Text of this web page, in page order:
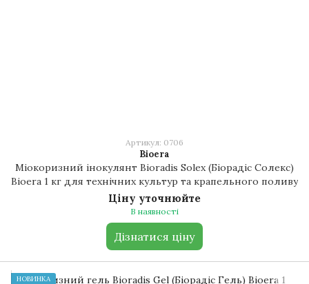
Артикул: 0706
Bioera
Міокоризний інокулянт Bioradis Solex (Біорадіс Солекс)
Bioera 1 кг для технічних культур та крапельного поливу
Ціну уточнюйте
В наявності
Дізнатися ціну
НОВИНКА